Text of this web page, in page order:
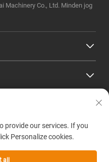
Machinery Co., Ltd. Minden jog
város, Pingyang megye,
gyárpark, Chuangye út 2.
provide our services. If you
Personalize cookies.
all